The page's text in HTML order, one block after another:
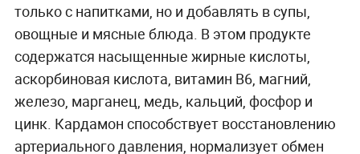
только с напитками, но и добавлять в супы,
овощные и мясные блюда. В этом продукте
содержатся насыщенные жирные кислоты,
аскорбиновая кислота, витамин В6, магний,
железо, марганец, медь, кальций, фосфор и
цинк. Кардамон способствует восстановлению
артериального давления, нормализует обмен